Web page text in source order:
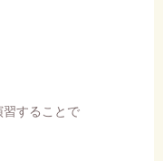
することで